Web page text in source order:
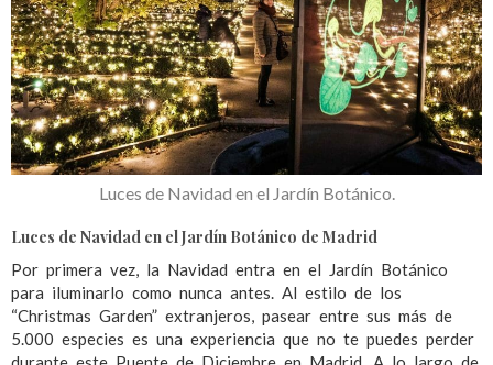
Luces de Navidad en el Jardín Botánico.
Luces de Navidad en el Jardín Botánico de Madrid
Por primera vez, la Navidad entra en el Jardín Botánico
para iluminarlo como nunca antes. Al estilo de los
“Christmas Garden” extranjeros, pasear entre sus más de
5.000 especies es una experiencia que no te puedes perder